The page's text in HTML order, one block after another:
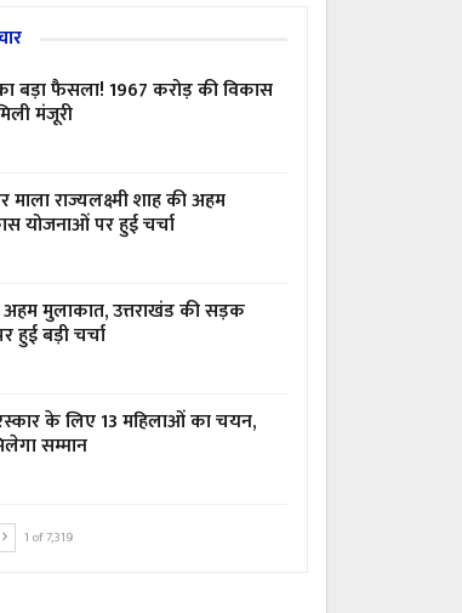
बड़ा फैसला! 1967 करोड़ की विकास
मंजूरी
माला राज्यलक्ष्मी शाह की अहम
योजनाओं पर हुई चर्चा
अहम मुलाकात, उत्तराखंड की सड़क
हुई बड़ी चर्चा
के लिए 13 महिलाओं का चयन,
सम्मान
1 of 7,319